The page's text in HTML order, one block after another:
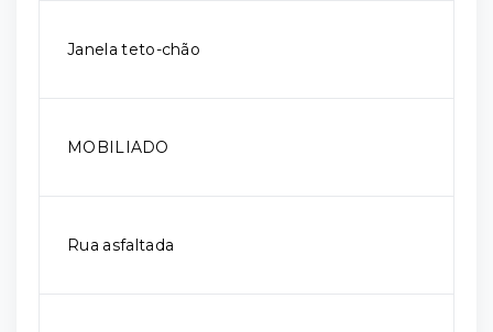
Janela teto-chão
MOBILIADO
Rua asfaltada